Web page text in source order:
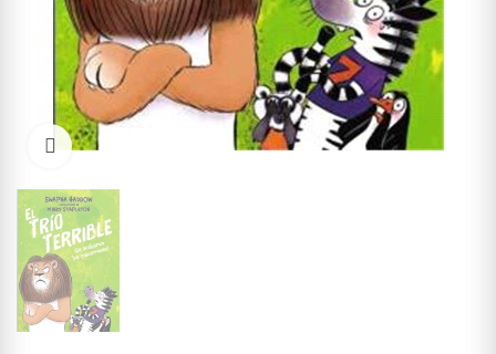
Click to enlarge